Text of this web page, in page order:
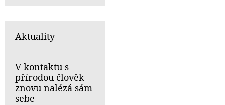
Aktuality
V kontaktu s
přírodou člověk
znovu nalézá sám
sebe